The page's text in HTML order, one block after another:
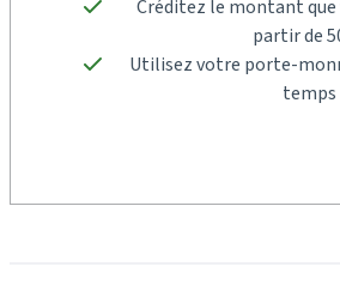
Créditez le montant que
partir de
Utilisez votre porte-
temps